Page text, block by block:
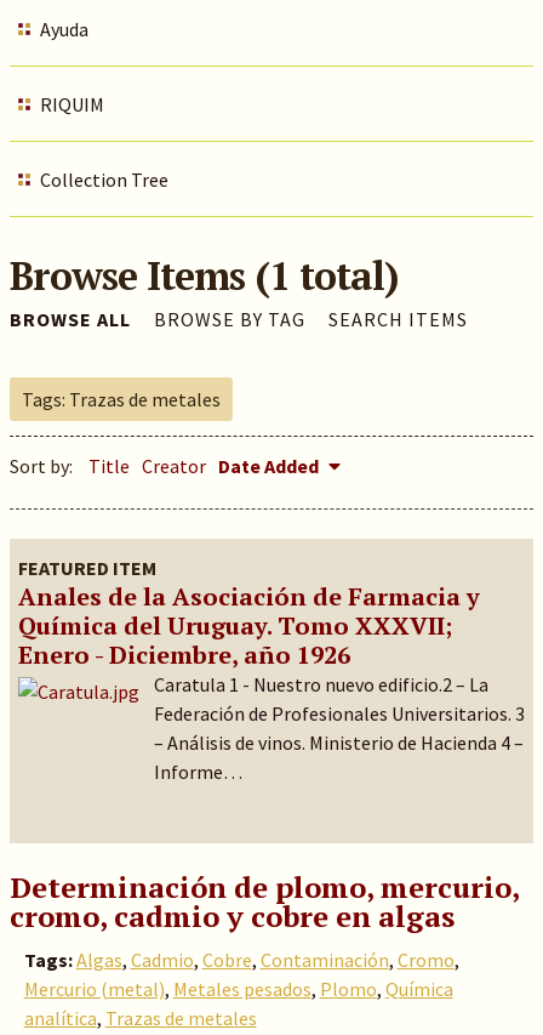
Ayuda
RIQUIM
Collection Tree
Browse Items (1 total)
BROWSE ALL BROWSE BY TAG SEARCH ITEMS
Tags: Trazas de metales
Sort by: Title Creator Date Added
FEATURED ITEM
Anales de la Asociación de Farmacia y
Química del Uruguay. Tomo XXXVII;
Enero - Diciembre, año 1926
Caratula 1 - Nuestro nuevo edificio.2 – La
Federación de Profesionales Universitarios. 3
– Análisis de vinos. Ministerio de Hacienda 4 –
Informe…
Determinación de plomo, mercurio,
cromo, cadmio y cobre en algas
Tags:Algas, Cadmio, Cobre, Contaminación, Cromo,
Mercurio (metal), Metales pesados, Plomo, Química
analítica, Trazas de metales